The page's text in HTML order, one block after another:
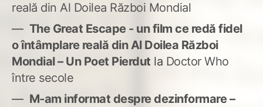
reală din Al Doilea Război Mondial
The Great Escape - un film ce redă fidel
o întâmplare reală din Al Doilea Război
Mondial – Un Poet Pierdut la Doctor Who
între secole
M-am informat despre dezinformare –